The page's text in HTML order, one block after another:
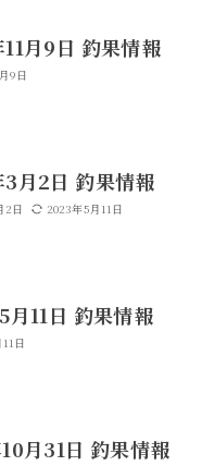
月9日 釣果情報
9日
月2日 釣果情報
2日 2023年5月11日
月11日 釣果情報
日
月31日 釣果情報